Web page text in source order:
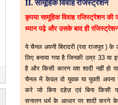
II. सामूहिक विवाह रजिस्ट्रेशन
कृपया सामूहिक विवाह रजिस्ट्रेशन की
ध्यान पढ़े और उसके बाद ही
ये चैनल अपनी बिरादरी (रवा राजपूत ) के
लिए बनाया गया है जिनकी उम्र 33
है और किसी कारण वश शादी नहीं हो
चैनल में केवल वो युवक या युवती अपना
करे जो बिना दहेज़ एवं बिना किसी
सनातन धर्म के आधार पर शादी करने के